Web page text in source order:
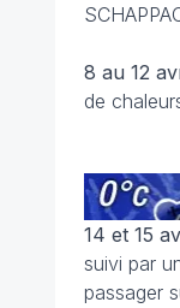
8 au 12
de
14 et 15
suivi par
passager